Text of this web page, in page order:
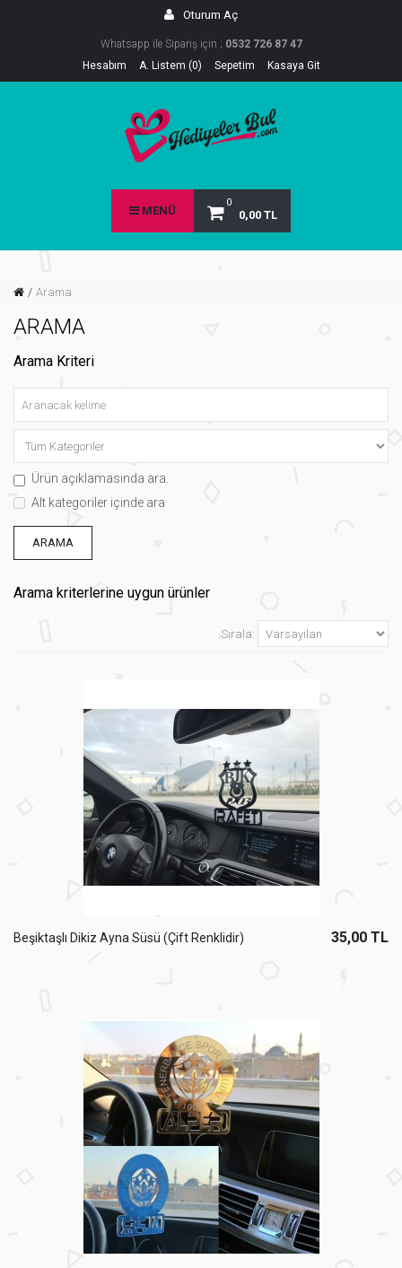
Oturum Aç
Whatsapp ile Sipariş için ; 0532 726 87 47
Hesabım
A. Listem (0) Sepetim Kasaya Git
0
0,00 TL
MENÜ
Arama
ARAMA
Arama Kriteri
Ürün açıklamasında ara.
Alt kategoriler içinde ara
Arama kriterlerine uygun ürünler
Sırala:
Beşiktaşlı Dikiz Ayna Süsü (Çift Renklidir) 35,00 TL